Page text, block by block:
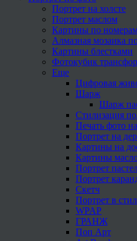
Портрет на холсте
Портрет маслом
Картины по
Алмазная мозаика
Картины блестками
Фотокубик
Еще
Цифровая
Шарж
Шарж
Стилизация
Печать фото
Портрет на
Картины на
Картины
Портрет
Портрет
Скетч
Портрет в
WPAP
ГРАНЖ
Поп Арт